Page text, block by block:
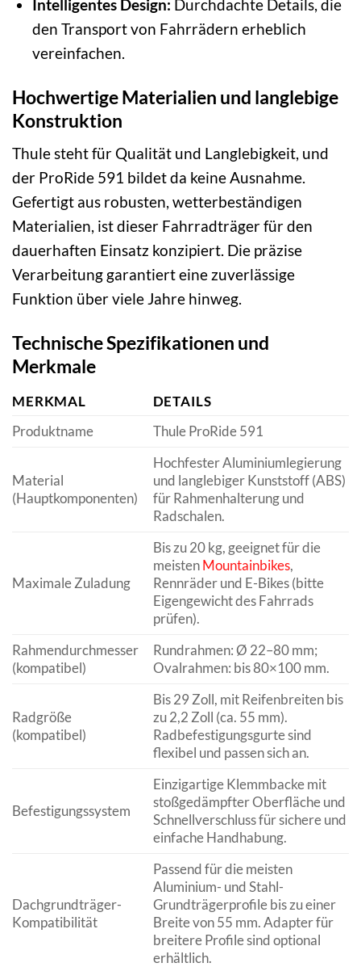
Intelligentes Design: Durchdachte Details, die
den Transport von Fahrrädern erheblich
vereinfachen.
Hochwertige Materialien und langlebige
Konstruktion
Thule steht für Qualität und Langlebigkeit, und
der ProRide 591 bildet da keine Ausnahme.
Gefertigt aus robusten, wetterbeständigen
Materialien, ist dieser Fahrradträger für den
dauerhaften Einsatz konzipiert. Die präzise
Verarbeitung garantiert eine zuverlässige
Funktion über viele Jahre hinweg.
Technische Spezifikationen und
Merkmale
MERKMAL
DETAILS
Produktname
Thule ProRide 591
Material
(Hauptkomponenten)
Hochfester Aluminiumlegierung
und langlebiger Kunststoff (ABS)
für Rahmenhalterung und
Radschalen.
Maximale Zuladung
Bis zu 20 kg, geeignet für die
meistenMountainbikes,
Rennräder und E-Bikes (bitte
Eigengewicht des Fahrrads
prüfen).
Rahmendurchmesser
(kompatibel)
Rundrahmen: Ø 22–80 mm;
Ovalrahmen: bis 80×100 mm.
Radgröße
(kompatibel)
Bis 29 Zoll, mit Reifenbreiten bis
zu 2,2 Zoll (ca. 55 mm).
Radbefestigungsgurte sind
flexibel und passen sich an.
Befestigungssystem
Einzigartige Klemmbacke mit
stoßgedämpfter Oberfläche und
Schnellverschluss für sichere und
einfache Handhabung.
Dachgrundträger-
Kompatibilität
Passend für die meisten
Aluminium- und Stahl-
Grundträgerprofile bis zu einer
Breite von 55 mm. Adapter für
breitere Profile sind optional
erhältlich.